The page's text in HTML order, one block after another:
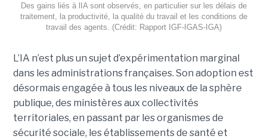
Des gains liés à lIA sont observés, en particulier sur les délais de
traitement, la productivité, la qualité du travail et les conditions de
travail des agents. (Crédit: Rapport IGF-IGAS-IGA)
L’IA n’est plus un sujet d’expérimentation marginal
dans les administrations françaises. Son adoption est
désormais engagée à tous les niveaux de la sphère
publique, des ministères aux collectivités
territoriales, en passant par les organismes de
sécurité sociale, les établissements de santé et